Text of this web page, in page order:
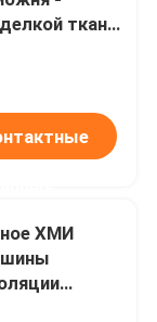
ткани
ХМИ